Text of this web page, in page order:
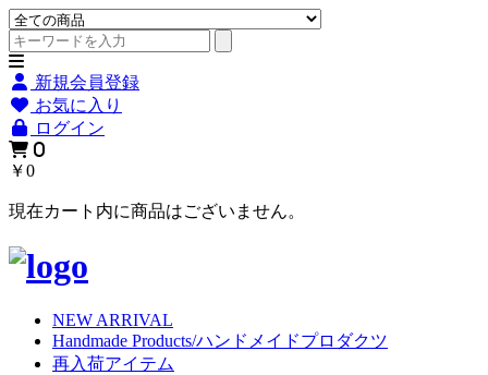
新規会員登録
お気に入り
ログイン
0
￥0
現在カート内に商品はございません。
NEW ARRIVAL
Handmade Products/ハンドメイドプロダクツ
再入荷アイテム